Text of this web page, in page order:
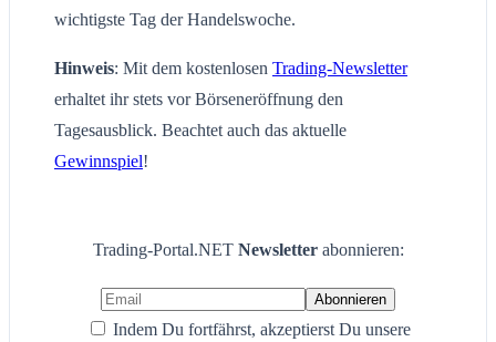
wichtigste Tag der Handelswoche.
Hinweis: Mit dem kostenlosen Trading-Newsletter
erhaltet ihr stets vor Börseneröffnung den
Tagesausblick. Beachtet auch das aktuelle
Gewinnspiel!
Trading-Portal.NET Newsletter abonnieren:
Indem Du fortfährst, akzeptierst Du unsere